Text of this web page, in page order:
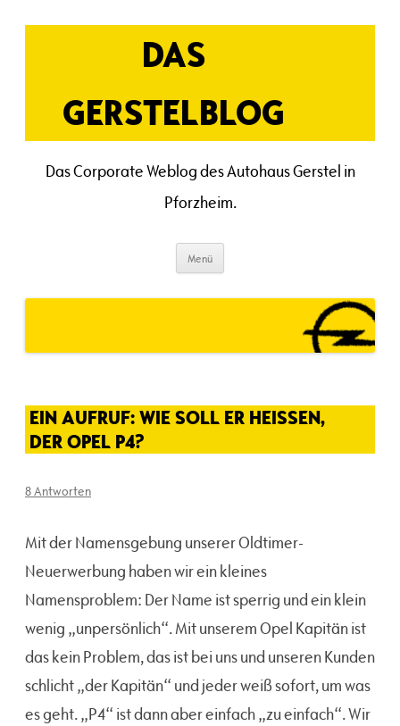
Inhalt
DAS
GERSTELBLOG
Das Corporate Weblog des Autohaus Gerstel in
Pforzheim.
Menü
EIN AUFRUF: WIE SOLL ER HEISSEN, D
ER OPEL P4?
8 Antworten
Mit der Namensgebung unserer Oldtimer-
Neuerwerbung haben wir ein kleines
Namensproblem: Der Name ist sperrig und ein klein
wenig „unpersönlich“. Mit unserem Opel Kapitän ist
das kein Problem, das ist bei uns und unseren Kunden
schlicht „der Kapitän“ und jeder weiß sofort, um was
es geht. „P4“ ist dann aber einfach „zu einfach“. Wir